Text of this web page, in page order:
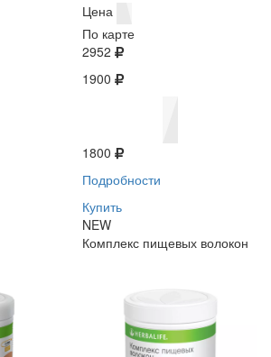
Цена
По карте
2952
1900
1800
Подробности
Купить
NEW
Комплекс пищевых волокон